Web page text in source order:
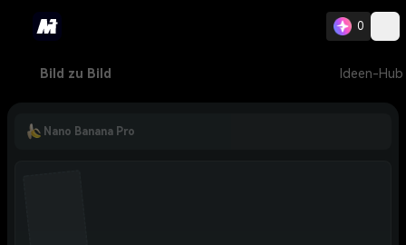
0
Bild zu Bild Ideen-Hub
Nano Banana Pro